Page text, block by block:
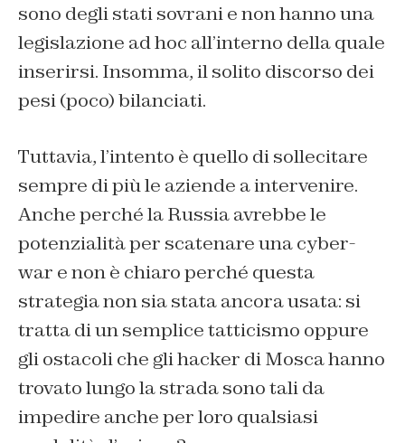
sono degli stati sovrani e non hanno una
legislazione ad hoc all’interno della quale
inserirsi. Insomma, il solito discorso dei
pesi (poco) bilanciati.
Tuttavia, l’intento è quello di sollecitare
sempre di più le aziende a intervenire.
Anche perché la Russia avrebbe le
potenzialità per scatenare una cyber-
war e non è chiaro perché questa
strategia non sia stata ancora usata: si
tratta di un semplice tatticismo oppure
gli ostacoli che gli hacker di Mosca hanno
trovato lungo la strada sono tali da
impedire anche per loro qualsiasi